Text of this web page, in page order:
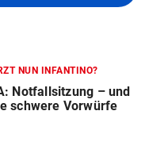
NUN INFANTINO?
Notfallsitzung – und
schwere Vorwürfe